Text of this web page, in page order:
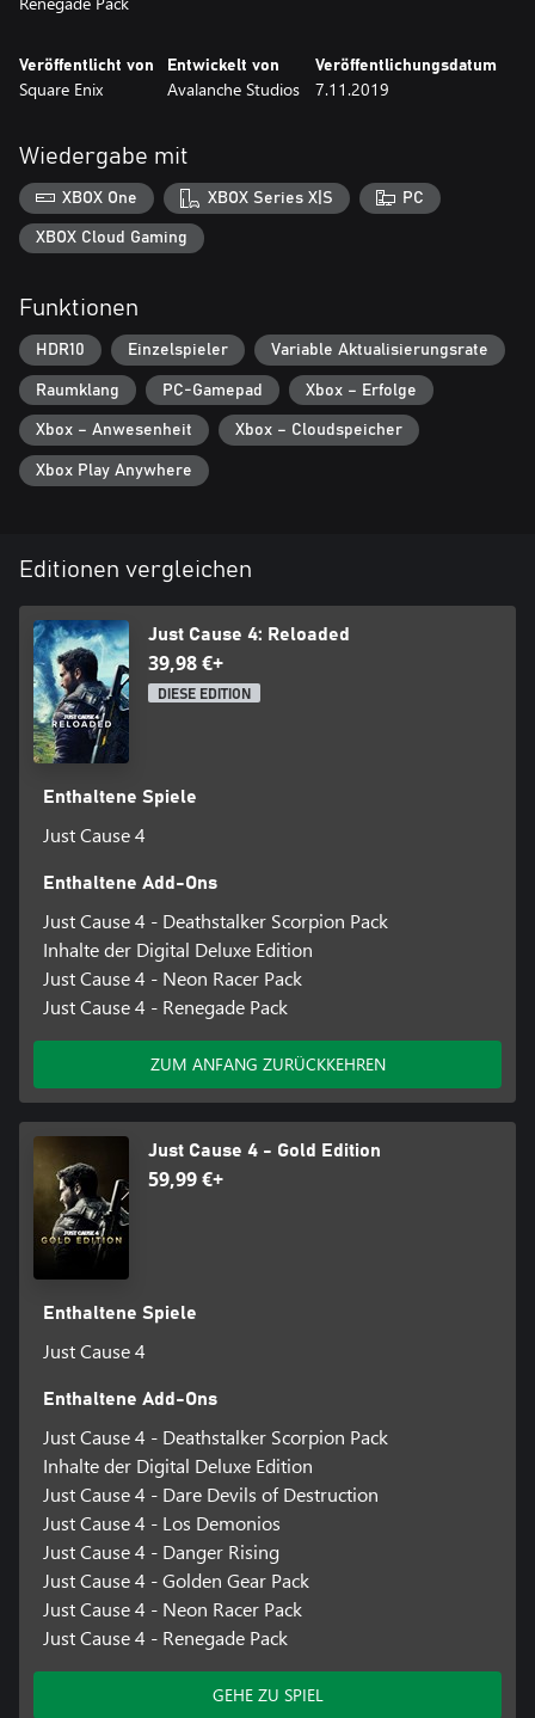
Veröffentlicht von
Square Enix
Entwickelt von
Avalanche Studios
Veröffentlichungsdatum
7.11.2019
Wiedergabe mit
XBOX One XBOX Series X|S PC
XBOX Cloud Gaming
Funktionen
HDR10 Einzelspieler Variable Aktualisierungsrate
Raumklang PC-Gamepad Xbox – Erfolge
Xbox – Anwesenheit Xbox – Cloudspeicher
Xbox Play Anywhere
Editionen vergleichen
Just Cause 4: Reloaded
39,98 €+
DIESE EDITION
Enthaltene Spiele
Just Cause 4
Enthaltene Add-Ons
Just Cause 4 - Deathstalker Scorpion Pack
Inhalte der Digital Deluxe Edition
Just Cause 4 - Neon Racer Pack
Just Cause 4 - Renegade Pack
ZUM ANFANG ZURÜCKKEHREN
Just Cause 4 - Gold Edition
59,99 €+
Enthaltene Spiele
Just Cause 4
Enthaltene Add-Ons
Just Cause 4 - Deathstalker Scorpion Pack
Inhalte der Digital Deluxe Edition
Just Cause 4 - Dare Devils of Destruction
Just Cause 4 - Los Demonios
Just Cause 4 - Danger Rising
Just Cause 4 - Golden Gear Pack
Just Cause 4 - Neon Racer Pack
Just Cause 4 - Renegade Pack
GEHE ZU SPIEL